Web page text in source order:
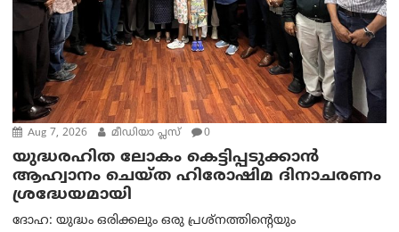
Aug 7, 2026 മീഡിയാ പ്ലസ് 0
യുദ്ധരഹിത ലോകം കെട്ടിപ്പടുക്കാന്‍
ആഹ്വാനം ചെയ്ത ഹിരോഷിമ ദിനാചരണം
ശ്രദ്ധേയമായി
ദോഹ: യുദ്ധം ഒരിക്കലും ഒരു പ്രശ്‌നത്തിന്റെയും